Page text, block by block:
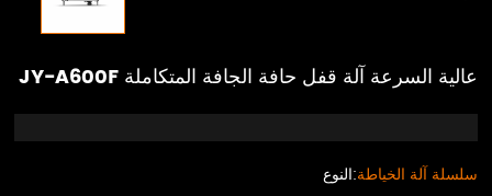
JY-A600F عالية السرعة آلة قفل حافة الجافة المتكاملة
النوع:سلسلة آلة الخياطة